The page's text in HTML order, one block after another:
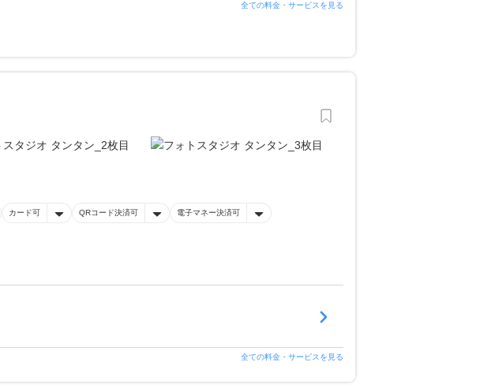
全ての料金・サービスを見る
カード可 QRコード決済可 電子マネー決済可
全ての料金・サービスを見る